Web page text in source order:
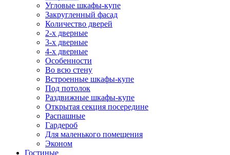
Угловые шкафы-купе
Закругленный фасад
Количество дверей
2-х дверные
3-х дверные
4-х дверные
Особенности
Во всю стену
Встроенные шкафы-купе
Под потолок
Раздвижные шкафы-купе
Открытая секция посередине
Распашные
Гардероб
Для маленького помещения
Эконом
Гостиные